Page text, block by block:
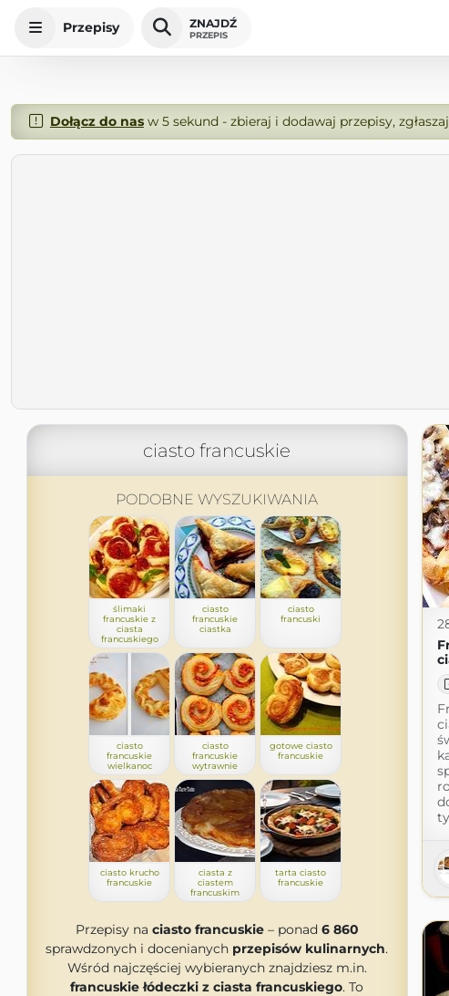
Przepisy ZNAJDŹ
PRZEPIS
Dołącz do nasw 5 sekund - zbieraj i dodawaj przepisy,
ciasto francuskie
PODOBNE WYSZUKIWANIA
ślimaki
francuskie z
ciasta
francuskiego
ciasto
francuskie
ciastka
ciasto
francuski
ciasto
francuskie
wielkanoc
ciasto
francuskie
wytrawnie
gotowe ciasto
francuskie
ciasto krucho
francuskie
ciasta z
ciastem
francuskim
tarta ciasto
francuskie
Przepisy na ciasto francuskie– ponad 6 860
sprawdzonych i docenianych przepisów kulinarnych.
Wśród najczęściej wybieranych znajdziesz m.in.
francuskie łódeczki z ciasta francuskiego. To